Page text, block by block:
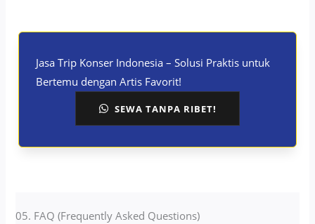
Jasa Trip Konser Indonesia – Solusi Praktis untuk
Bertemu dengan Artis Favorit!
SEWA TANPA RIBET!
05. FAQ (Frequently Asked Questions)